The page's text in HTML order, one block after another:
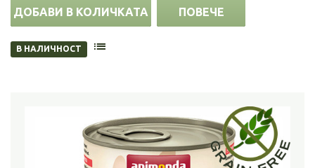
ДОБАВИ В КОЛИЧКАТА ПОВЕЧЕ
В НАЛИЧНОСТ